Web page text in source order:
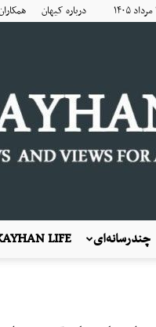
درباره کیهان
LIFE چندرسانه‌ای